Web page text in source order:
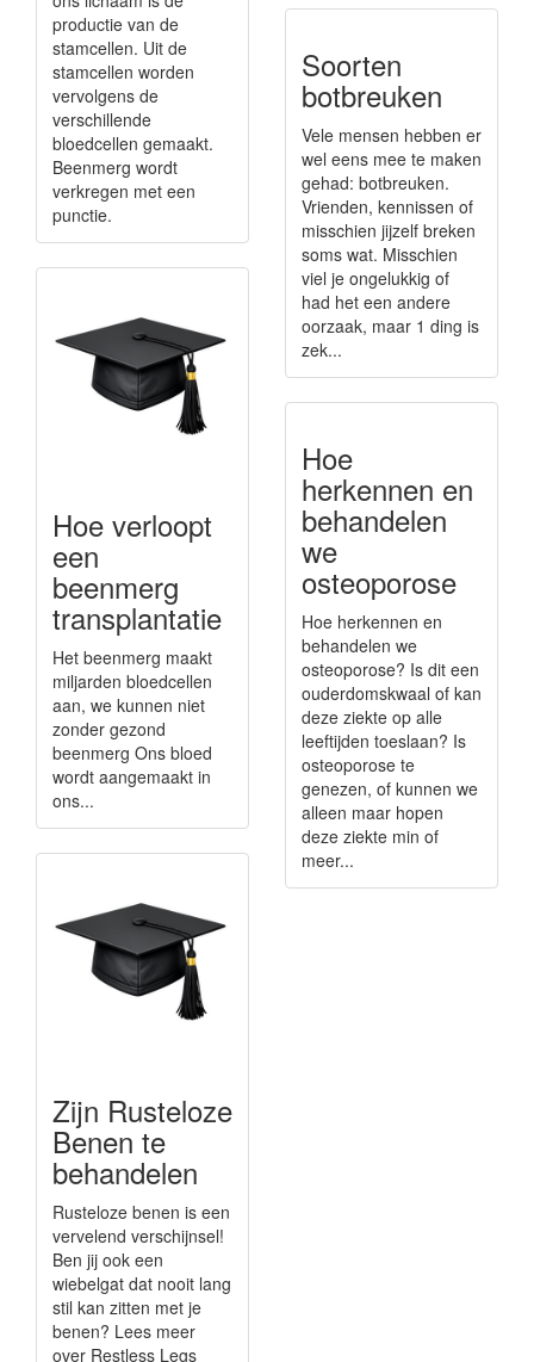
productie van de
stamcellen. Uit de
stamcellen worden
vervolgens de
verschillende
bloedcellen gemaakt.
Beenmerg wordt
verkregen met een
punctie.
Hoe verloopt
een
beenmerg
transplantatie
Het beenmerg maakt
miljarden bloedcellen
aan, we kunnen niet
zonder gezond
beenmerg Ons bloed
wordt aangemaakt in
ons...
Zijn Rusteloze
Benen te
behandelen
Rusteloze benen is een
vervelend verschijnsel!
Ben jij ook een
wiebelgat dat nooit lang
stil kan zitten met je
benen? Lees meer
over Restless Legs
Soorten
botbreuken
Vele mensen hebben er
wel eens mee te maken
gehad: botbreuken.
Vrienden, kennissen of
misschien jijzelf breken
soms wat. Misschien
viel je ongelukkig of
had het een andere
oorzaak, maar 1 ding is
zek...
Hoe
herkennen en
behandelen
we
osteoporose
Hoe herkennen en
behandelen we
osteoporose? Is dit een
ouderdomskwaal of kan
deze ziekte op alle
leeftijden toeslaan? Is
osteoporose te
genezen, of kunnen we
alleen maar hopen
deze ziekte min of
meer...